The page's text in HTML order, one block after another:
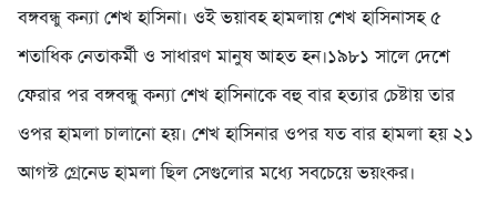
বঙ্গবন্ধু কন্যা শেখ হাসিনা। ওই ভয়াবহ হামলায় শেখ হাসিনাসহ ৫
শতাধিক নেতাকর্মী ও সাধারণ মানুষ আহত হন।১৯৮১ সালে দেশে
ফেরার পর বঙ্গবন্ধু কন্যা শেখ হাসিনাকে বহু বার হত্যার চেষ্টায় তার
ওপর হামলা চালানো হয়। শেখ হাসিনার ওপর যত বার হামলা হয় ২১
আগস্ট গ্রেনেড হামলা ছিল সেগুলোর মধ্যে সবচেয়ে ভয়ংকর।